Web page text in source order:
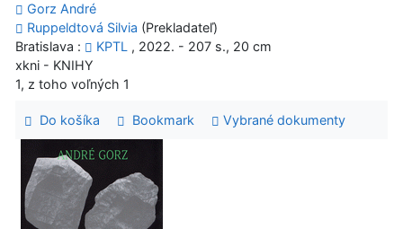
Gorz André
Ruppeldtová Silvia (Prekladateľ)
Bratislava :
KPTL , 2022. - 207 s., 20 cm
xkni - KNIHY
1, z toho voľných 1
Do košíka Bookmark Vybrané dokumenty